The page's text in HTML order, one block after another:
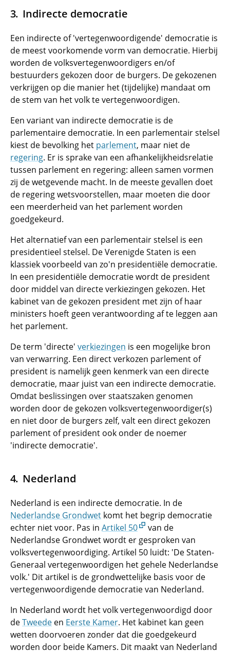
Indirecte democratie
Een indirecte of 'vertegenwoordigende' democratie is
de meest voorkomende vorm van democratie. Hierbij
worden de volksvertegenwoordigers en/of
bestuurders gekozen door de burgers. De gekozenen
verkrijgen op die manier het (tijdelijke) mandaat om
de stem van het volk te vertegenwoordigen.
Een variant van indirecte democratie is de
parlementaire democratie. In een parlementair stelsel
kiest de bevolking het parlement, maar niet de
regering. Er is sprake van een afhankelijkheidsrelatie
tussen parlement en regering: alleen samen vormen
zij de wetgevende macht. In de meeste gevallen doet
de regering wetsvoorstellen, maar moeten die door
een meerderheid van het parlement worden
goedgekeurd.
Het alternatief van een parlementair stelsel is een
presidentieel stelsel. De Verenigde Staten is een
klassiek voorbeeld van zo'n presidentiële democratie.
In een presidentiële democratie wordt de president
door middel van directe verkiezingen gekozen. Het
kabinet van de gekozen president met zijn of haar
ministers hoeft geen verantwoording af te leggen aan
het parlement.
De term 'directe' verkiezingen is een mogelijke bron
van verwarring. Een direct verkozen parlement of
president is namelijk geen kenmerk van een directe
democratie, maar juist van een indirecte democratie.
Omdat beslissingen over staatszaken genomen
worden door de gekozen volksvertegenwoordiger(s)
en niet door de burgers zelf, valt een direct gekozen
parlement of president ook onder de noemer
'indirecte democratie'.
Nederland
Nederland is een indirecte democratie. In de
Nederlandse Grondwet komt het begrip democratie
echter niet voor. Pas in Artikel 50
van de
Nederlandse Grondwet wordt er gesproken van
volksvertegenwoordiging. Artikel 50 luidt: 'De Staten-
Generaal vertegenwoordigen het gehele Nederlandse
volk.' Dit artikel is de grondwettelijke basis voor de
vertegenwoordigende democratie van Nederland.
In Nederland wordt het volk vertegenwoordigd door
deTweede en Eerste Kamer. Het kabinet kan geen
wetten doorvoeren zonder dat die goedgekeurd
worden door beide Kamers. Dit maakt van Nederland